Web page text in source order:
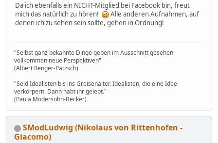
Da ich ebenfalls ein NICHT-Mitglied bei Facebook bin, freut
mich das natürlich zu hören!
Alle anderen Aufnahmen, auf
denen ich zu sehen sein sollte, gehen in Ordnung!
"Selbst ganz bekannte Dinge geben im Ausschnitt gesehen
vollkommen neue Perspektiven"
(Albert Renger-Patzsch)
"Seid Idealisten bis ins Greisenalter. Idealisten, die eine Idee
verkörpern. Dann habt ihr gelebt."
(Paula Modersohn-Becker)
SModLudwig (Nikolaus von Rittenhofen -
Giacomo)